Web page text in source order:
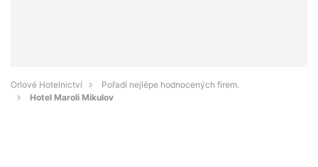
Orlové Hotelnictví
Pořadí nejlépe hodnocených firem.
Hotel Maroli Mikulov